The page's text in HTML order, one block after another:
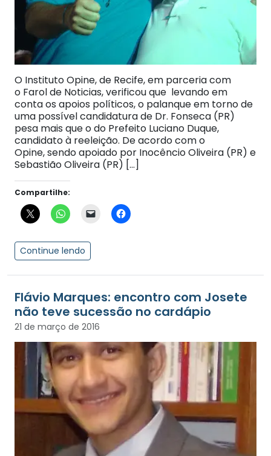
O Instituto Opine, de Recife, em parceria com
o Farol de Noticias, verificou que levando em
conta os apoios políticos, o palanque em torno de
uma possível candidatura de Dr. Fonseca (PR)
pesa mais que o do Prefeito Luciano Duque,
candidato à reeleição. De acordo com o
Opine, sendo apoiado por Inocêncio Oliveira (PR) e
Sebastião Oliveira (PR) […]
Compartilhe:
Continue lendo
Flávio Marques: encontro com Josete
não teve sucessão no cardápio
21 de março de 2016